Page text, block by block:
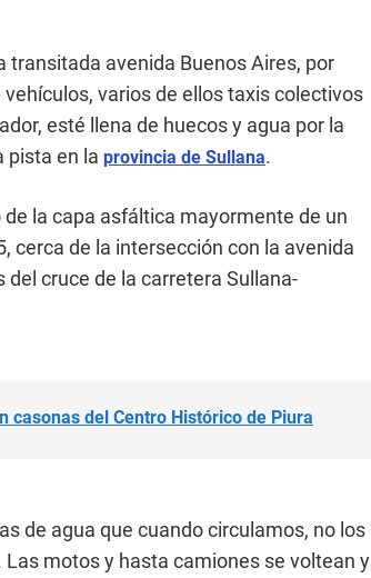
transitada avenida Buenos Aires, por
varios de ellos taxis colectivos
esté llena de huecos y agua por la
pista en la provincia de Sullana.
la capa asfáltica mayormente de un
cerca de la intersección con la avenida
cruce de la carretera Sullana-
casonas del Centro Histórico de Piura
de agua que cuando circulamos, no los
motos y hasta camiones se voltean y